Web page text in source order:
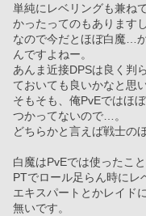
単純にレベリングも兼ね
かったってのもありますし
なので今だとほぼ白魔…
んですよねー。
あんま近接DPSは良く判
ておいても良いかなと思
そもそも、俺PvEではほ
つかってないので…。
どちらかと言えば戦士の
白魔はPvEでは使ったこ
PTでロール足らん時にレ
エキスパートとかレイド
無いです。